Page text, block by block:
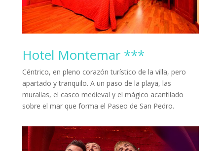
Hotel Montemar ***
Céntrico, en pleno corazón turístico de la villa, pero
apartado y tranquilo. A un paso de la playa, las
murallas, el casco medieval y el mágico acantilado
sobre el mar que forma el Paseo de San Pedro.